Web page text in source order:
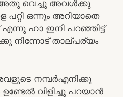
അതു വെച്ചു അവൾക്കു
ഒന്നും അറിയാതെ
ഹാ ഇനി പറഞ്ഞിട്ട്
നിന്നോട് താല്പര്യം
നമ്പർഎനിക്കു
ഉണ്ടേൽ വിളിച്ചു പറയാൻ